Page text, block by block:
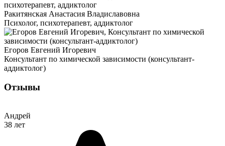
Ракитянская Анастасия Владиславовна
Психолог, психотерапевт, аддиктолог
Егоров Евгений Игоревич
Консультант по химической зависимости (консультант-
аддиктолог)
Отзывы
Андрей
38 лет